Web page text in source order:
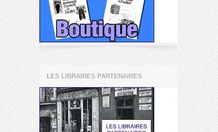
LES LIBRAIRES PARTENAIRES